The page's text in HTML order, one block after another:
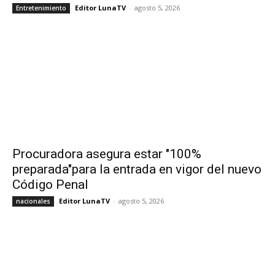
Entretenimiento Editor LunaTV - agosto 5, 2026
Procuradora asegura estar "100%
preparada"para la entrada en vigor del nuevo
Código Penal
nacionales Editor LunaTV - agosto 5, 2026